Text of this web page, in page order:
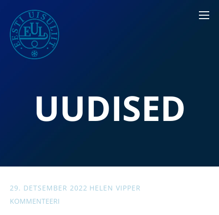
UUDISED
29. DETSEMBER 2022 HELEN VIPPER
KOMMENTEERI